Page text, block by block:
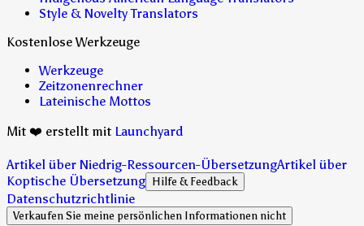
Style & Novelty Translators
Kostenlose Werkzeuge
Werkzeuge
Zeitzonenrechner
Lateinische Mottos
Mit ❤️ erstellt mit Launchyard
Artikel über Niedrig-Ressourcen-ÜbersetzungArtikel über
Koptische Übersetzung Hilfe & Feedback
Datenschutzrichtlinie
Verkaufen Sie meine persönlichen Informationen nicht